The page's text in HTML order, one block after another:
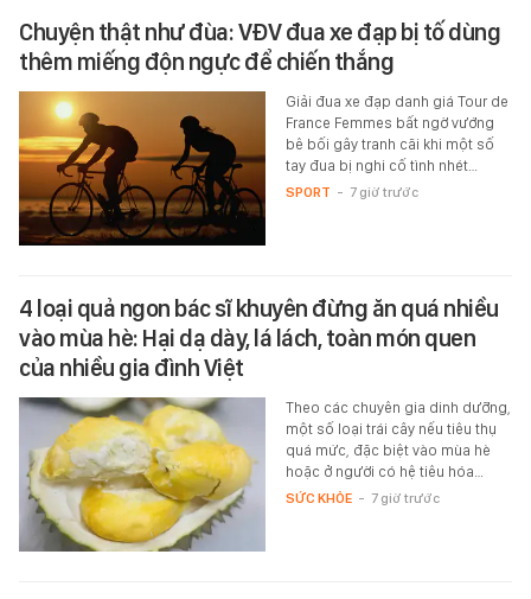
Chuyện thật như đùa: VĐV đua xe đạp bị tố dùng
thêm miếng độn ngực để chiến thắng
Giải đua xe đạp danh giá Tour de
France Femmes bất ngờ vướng
bê bối gây tranh cãi khi một số
tay đua bị nghi cố tình nhét…
SPORT - 7 giờ trước
4 loại quả ngon bác sĩ khuyên đừng ăn quá nhiều
vào mùa hè: Hại dạ dày, lá lách, toàn món quen
của nhiều gia đình Việt
Theo các chuyên gia dinh dưỡng,
một số loại trái cây nếu tiêu thụ
quá mức, đặc biệt vào mùa hè
hoặc ở người có hệ tiêu hóa…
SỨC KHỎE - 7 giờ trước